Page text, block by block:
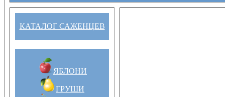
КАТАЛОГ САЖЕНЦЕВ
ЯБЛОНИ
ГРУШИ